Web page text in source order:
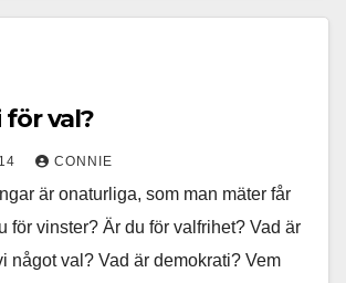
för val?
CONNIE
är onaturliga, som man mäter får
för vinster? Är du för valfrihet? Vad är
något val? Vad är demokrati? Vem